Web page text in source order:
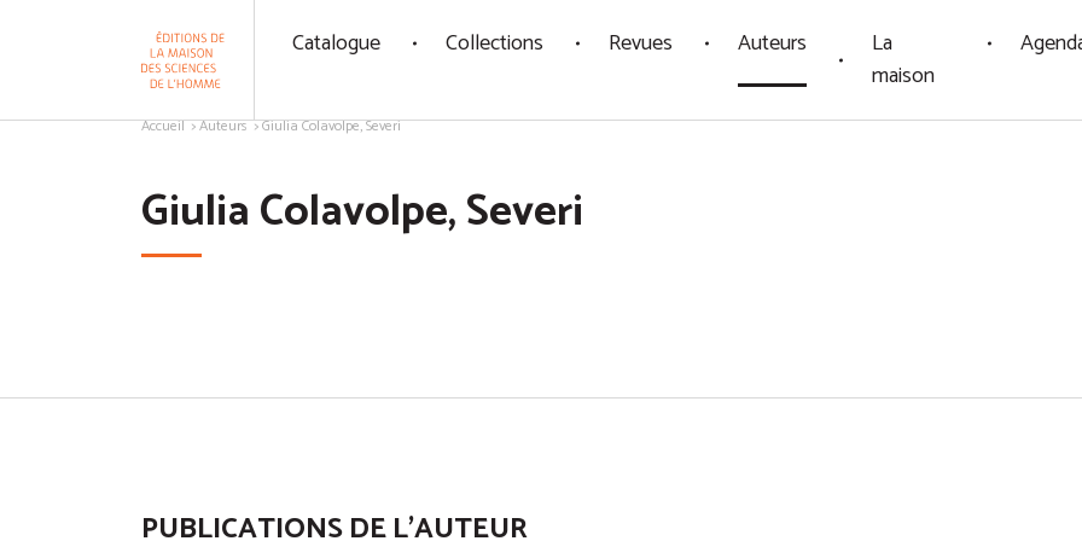
Catalogue Collections Revues Auteurs
La
maison
Accueil Auteurs Giulia Colavolpe, Severi
Giulia Colavolpe, Severi
PUBLICATIONS DE L'AUTEUR